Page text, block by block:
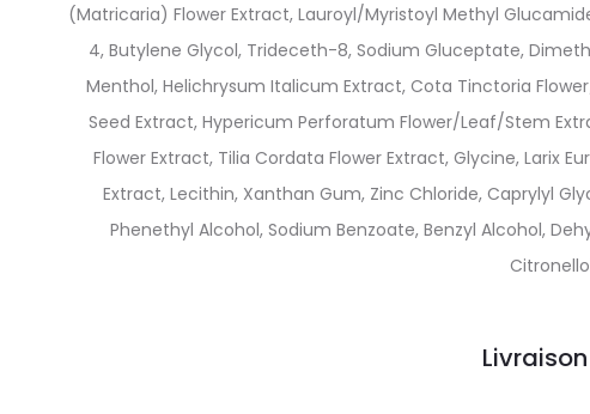
(Matricaria) Flower Extract, Lauroyl/Myristoyl Methyl
4, Butylene Glycol, Trideceth-8, Sodium Gluceptate,
Menthol, Helichrysum Italicum Extract, Cota Tinctoria
Seed Extract, Hypericum Perforatum Flower/Leaf/Stem
Flower Extract, Tilia Cordata Flower Extract, Glycine, Larix
Extract, Lecithin, Xanthan Gum, Zinc Chloride, Caprylyl
Phenethyl Alcohol, Sodium Benzoate, Benzyl Alcohol,